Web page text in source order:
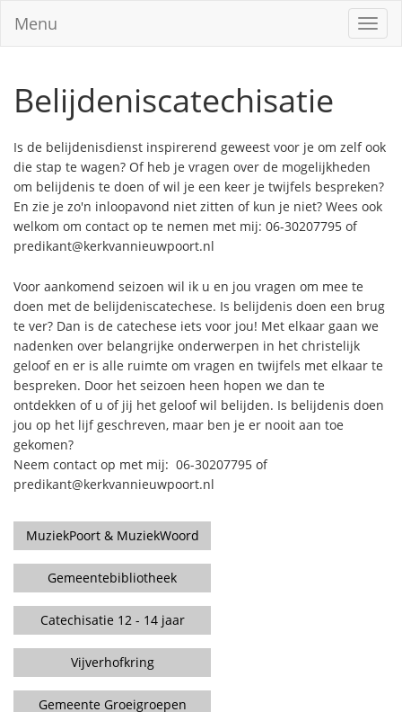
Menu
Belijdeniscatechisatie
Is de belijdenisdienst inspirerend geweest voor je om zelf ook
die stap te wagen? Of heb je vragen over de mogelijkheden
om belijdenis te doen of wil je een keer je twijfels bespreken?
En zie je zo'n inloopavond niet zitten of kun je niet? Wees ook
welkom om contact op te nemen met mij: 06-30207795 of
predikant@kerkvannieuwpoort.nl
Voor aankomend seizoen wil ik u en jou vragen om mee te
doen met de belijdeniscatechese. Is belijdenis doen een brug
te ver? Dan is de catechese iets voor jou! Met elkaar gaan we
nadenken over belangrijke onderwerpen in het christelijk
geloof en er is alle ruimte om vragen en twijfels met elkaar te
bespreken. Door het seizoen heen hopen we dan te
ontdekken of u of jij het geloof wil belijden. Is belijdenis doen
jou op het lijf geschreven, maar ben je er nooit aan toe
gekomen?
Neem contact op met mij: 06-30207795 of
predikant@kerkvannieuwpoort.nl
MuziekPoort & MuziekWoord
Gemeentebibliotheek
Catechisatie 12 - 14 jaar
Vijverhofkring
Gemeente Groeigroepen